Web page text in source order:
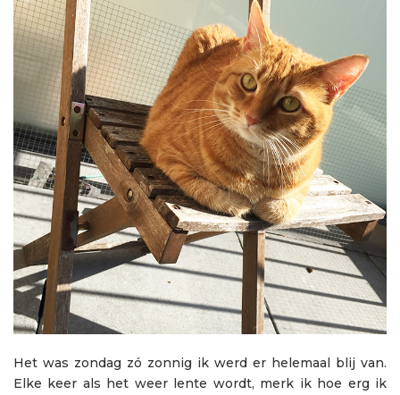
Het was zondag zó zonnig ik werd er helemaal blij van.
Elke keer als het weer lente wordt, merk ik hoe erg ik